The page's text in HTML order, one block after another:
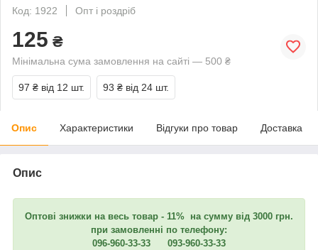
Код: 1922
Опт і роздріб
125 ₴
Мінімальна сума замовлення на сайті — 500 ₴
97 ₴ від 12 шт. 93 ₴ від 24 шт.
Опис Характеристики Відгуки про товар Доставка
Опис
Оптові знижки на весь товар - 11% на сумму від 3000 грн.
при замовленні по телефону:
096-960-33-33 093-960-33-33